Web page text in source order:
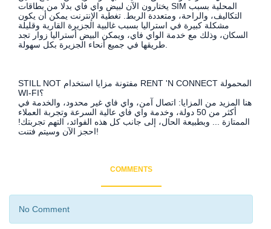
يختارون الآن لبيض واي فاي بدلا من بطاقات SIM المحلية بسبب
التكاليف، والراحة، ومتعددة الربط. تغطية الإنترنت يمكن أن يكون
مشكلة كبيرة في استراليا بسبب غالبية الجزيرة القارية وقليلة
السكان، وذلك مع خدمة الواي فاي، ويمكن البيض أستراليا زوار تجد
STILL NOT مفتونة مزايا استخدام RENT 'N CONNECT المحمولة
WI-FI؟
هنا المزيد من المزايا: اتصال آمن، واي فاي غير محدود، والخدمة في
أكثر من 50 دولة، وخدمة واي فاي عالية السرعة وتجربة العملاء
الممتازة ... وبطبيعة الحال، إلى جانب كل هذه الفوائد، التهم تجربتك!
احجز الآن وسيتم فتنت!
COMMENTS
No Comment